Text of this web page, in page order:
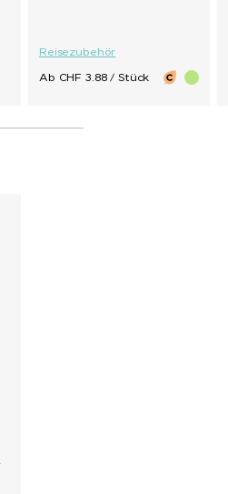
Reisezubehör
Ab CHF 3.88 / Stück